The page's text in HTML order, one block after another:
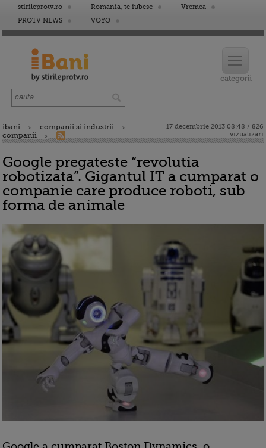
stirileprotv.ro Romania, te iubesc
Vremea
PROTV NEWS
VOYO
ibani
companii si industrii
companii
17 decembrie 2013 08:48 / 826
vizualizari
Google pregateste “revolutia
robotizata”. Gigantul IT a cumparat o
companie care produce roboti, sub
forma de animale